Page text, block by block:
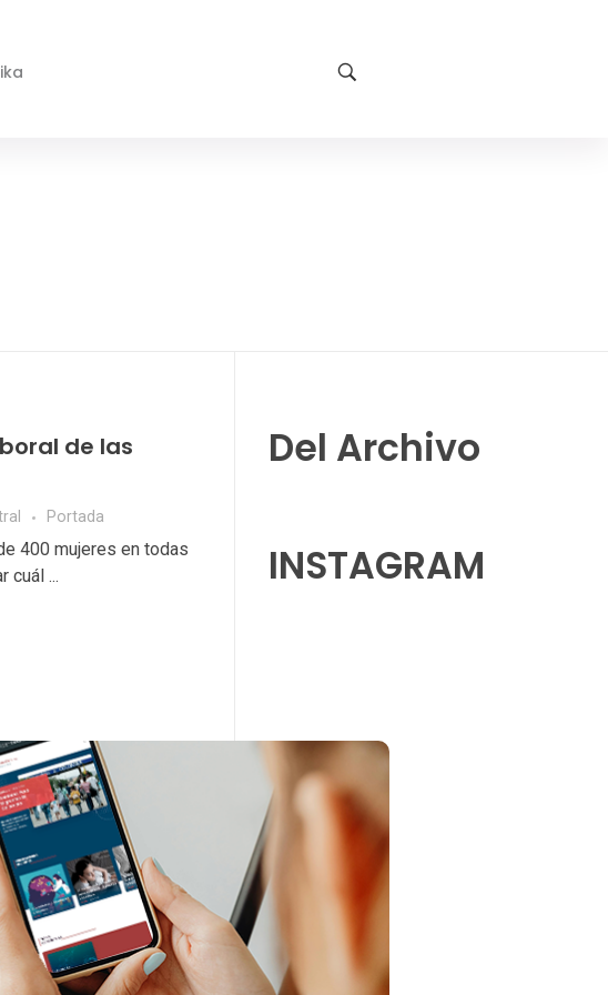
de las
Portada
400 mujeres en todas
cuál ...
Del Archivo
INSTAGRAM